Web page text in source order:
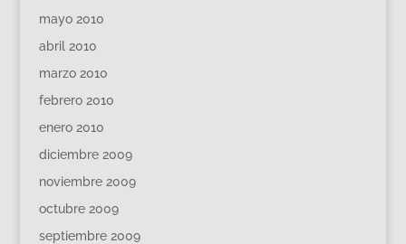
mayo 2010
abril 2010
marzo 2010
febrero 2010
enero 2010
diciembre 2009
noviembre 2009
octubre 2009
septiembre 2009